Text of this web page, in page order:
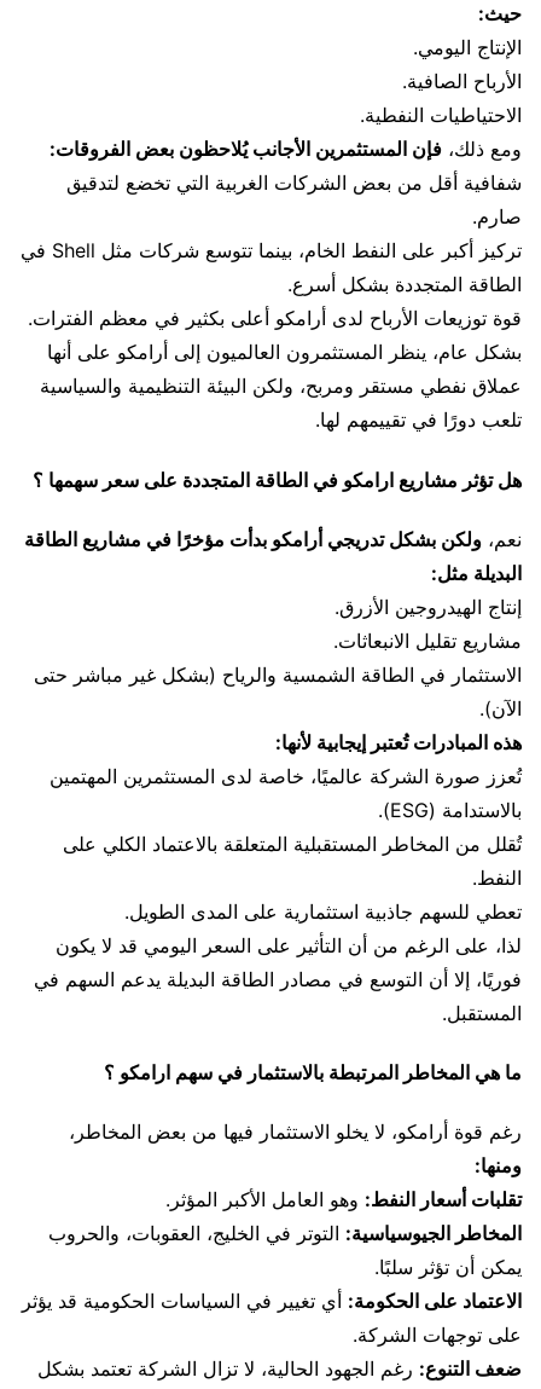
حيث:
الإنتاج اليومي.
الأرباح الصافية.
الاحتياطيات النفطية.
ومع ذلك، فإن المستثمرين الأجانب يُلاحظون بعض الفروقات:
شفافية أقل من بعض الشركات الغربية التي تخضع لتدقيق
صارم.
تركيز أكبر على النفط الخام، بينما تتوسع شركات مثل Shell في
الطاقة المتجددة بشكل أسرع.
قوة توزيعات الأرباح لدى أرامكو أعلى بكثير في معظم الفترات.
بشكل عام، ينظر المستثمرون العالميون إلى أرامكو على أنها
عملاق نفطي مستقر ومربح، ولكن البيئة التنظيمية والسياسية
تلعب دورًا في تقييمهم لها.
هل تؤثر مشاريع ارامكو في الطاقة المتجددة على سعر سهمها ؟
نعم، ولكن بشكل تدريجي أرامكو بدأت مؤخرًا في مشاريع الطاقة
البديلة مثل:
إنتاج الهيدروجين الأزرق.
مشاريع تقليل الانبعاثات.
الاستثمار في الطاقة الشمسية والرياح (بشكل غير مباشر حتى
الآن).
هذه المبادرات تُعتبر إيجابية لأنها:
تُعزز صورة الشركة عالميًا، خاصة لدى المستثمرين المهتمين
بالاستدامة (ESG).
تُقلل من المخاطر المستقبلية المتعلقة بالاعتماد الكلي على
النفط.
تعطي للسهم جاذبية استثمارية على المدى الطويل.
لذا، على الرغم من أن التأثير على السعر اليومي قد لا يكون
فوريًا، إلا أن التوسع في مصادر الطاقة البديلة يدعم السهم في
المستقبل.
ما هي المخاطر المرتبطة بالاستثمار في سهم ارامكو ؟
رغم قوة أرامكو، لا يخلو الاستثمار فيها من بعض المخاطر،
ومنها:
تقلبات أسعار النفط: وهو العامل الأكبر المؤثر.
المخاطر الجيوسياسية: التوتر في الخليج، العقوبات، والحروب
يمكن أن تؤثر سلبًا.
الاعتماد على الحكومة: أي تغيير في السياسات الحكومية قد يؤثر
على توجهات الشركة.
ضعف التنوع: رغم الجهود الحالية، لا تزال الشركة تعتمد بشكل